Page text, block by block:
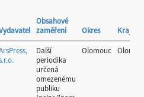
Obsahové
zaměření
Okres
Kraj
Další
periodika
určená
omezenému
publiku
Olomouc